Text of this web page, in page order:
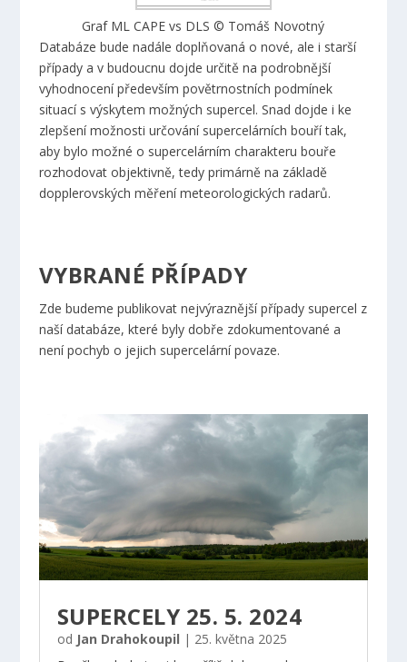
Graf ML CAPE vs DLS © Tomáš Novotný
Databáze bude nadále doplňovaná o nové, ale i starší
případy a v budoucnu dojde určitě na podrobnější
vyhodnocení především povětrnostních podmínek
situací s výskytem možných supercel. Snad dojde i ke
zlepšení možnosti určování supercelárních bouří tak,
aby bylo možné o supercelárním charakteru bouře
rozhodovat objektivně, tedy primárně na základě
dopplerovských měření meteorologických radarů.
VYBRANÉ PŘÍPADY
Zde budeme publikovat nejvýraznější případy supercel z
naší databáze, které byly dobře zdokumentované a
není pochyb o jejich supercelární povaze.
SUPERCELY 25. 5. 2024
od Jan Drahokoupil | 25. května 2025